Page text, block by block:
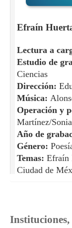
Efraín
Lectura a
Estudio de
Ciencias
Dirección:
Música:
Operación y
Martínez/
Año de
Género:
Temas: Efraín
Ciudad de
participó a